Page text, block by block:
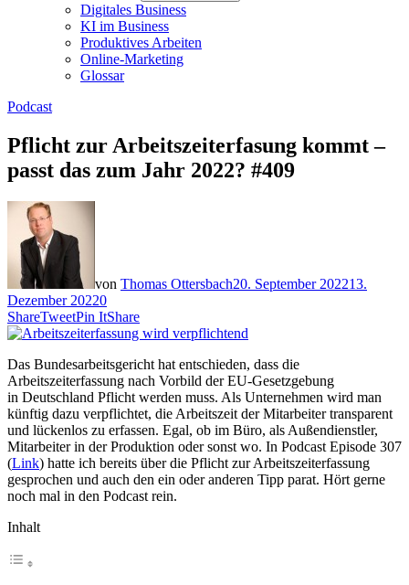
Digitales Business
KI im Business
Produktives Arbeiten
Online-Marketing
Glossar
Podcast
Pflicht zur Arbeitszeiterfasung kommt –
passt das zum Jahr 2022? #409
von Thomas Ottersbach20. September 202213.
Dezember 20220
ShareTweetPin ItShare
Das Bundesarbeitsgericht hat entschieden, dass die
Arbeitszeiterfassung nach Vorbild der EU-Gesetzgebung
in Deutschland Pflicht werden muss. Als Unternehmen wird man
künftig dazu verpflichtet, die Arbeitszeit der Mitarbeiter transparent
und lückenlos zu erfassen. Egal, ob im Büro, als Außendienstler,
Mitarbeiter in der Produktion oder sonst wo. In Podcast Episode 307
(Link) hatte ich bereits über die Pflicht zur Arbeitszeiterfassung
gesprochen und auch den ein oder anderen Tipp parat. Hört gerne
noch mal in den Podcast rein.
Inhalt